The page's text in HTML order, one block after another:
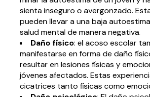
sienta inseguro o avergonzado.
pueden llevar a una baja
salud mental de manera negativa.
Daño físico: el acoso escolar
manifestarse en forma de daño
resultar en lesiones físicas y
jóvenes afectados. Estas
cicatrices tanto físicas como